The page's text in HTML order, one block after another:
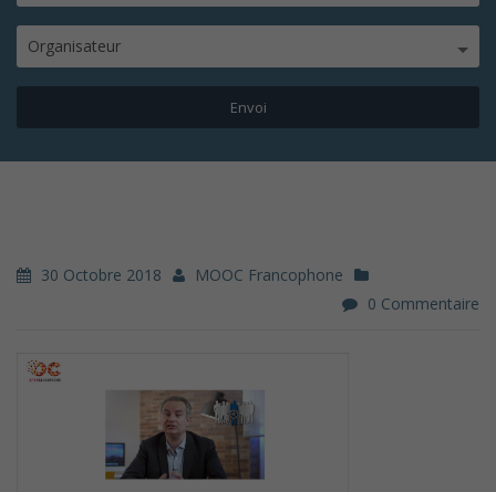
Organisateur
30 Octobre 2018
MOOC Francophone
0 Commentaire